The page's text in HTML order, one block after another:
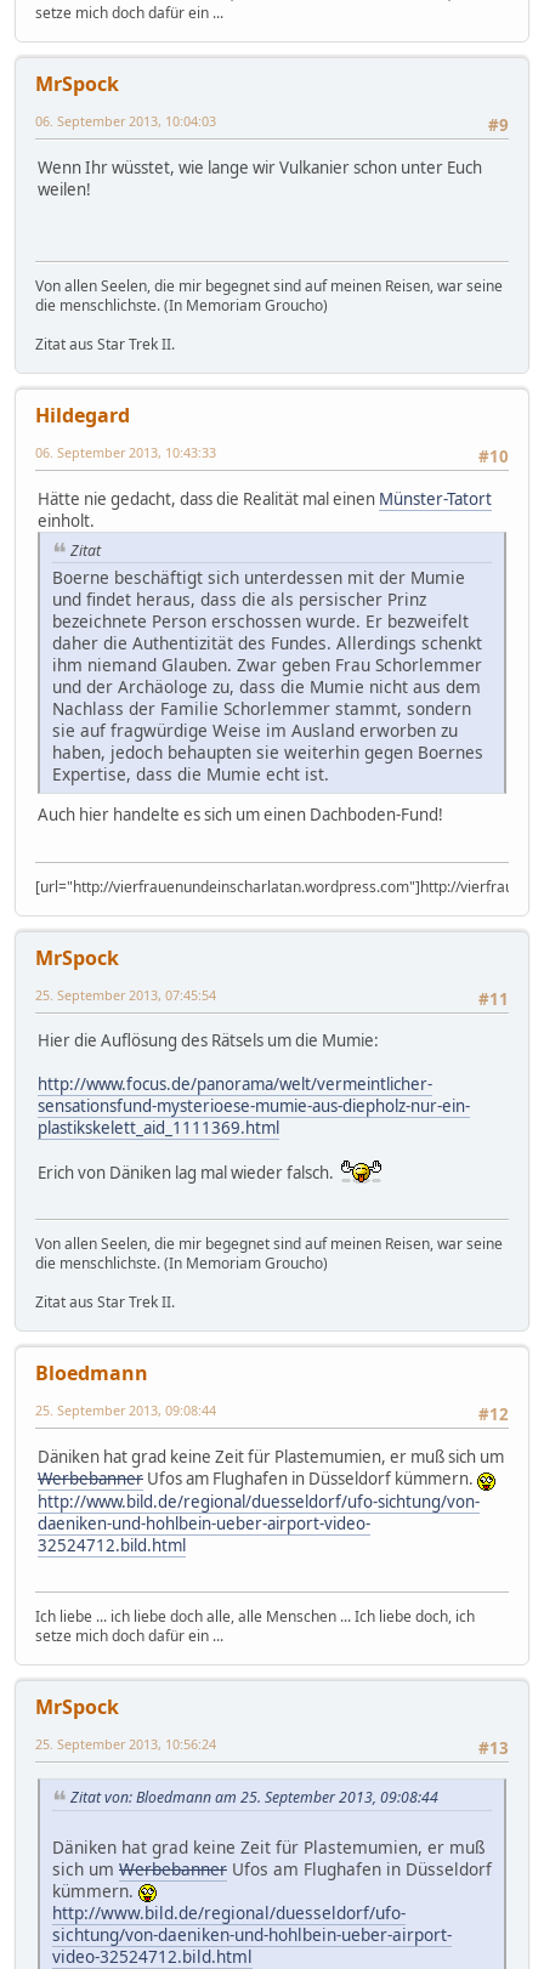
setze mich doch dafür ein ...
MrSpock
#9
06. September 2013, 10:04:03
Wenn Ihr wüsstet, wie lange wir Vulkanier schon unter Euch
weilen!
Von allen Seelen, die mir begegnet sind auf meinen Reisen, war seine
die menschlichste. (In Memoriam Groucho)
Zitat aus Star Trek II.
Hildegard
#10
06. September 2013, 10:43:33
Hätte nie gedacht, dass die Realität mal einen Münster-Tatort
einholt.
Zitat
Boerne beschäftigt sich unterdessen mit der Mumie
und findet heraus, dass die als persischer Prinz
bezeichnete Person erschossen wurde. Er bezweifelt
daher die Authentizität des Fundes. Allerdings schenkt
ihm niemand Glauben. Zwar geben Frau Schorlemmer
und der Archäologe zu, dass die Mumie nicht aus dem
Nachlass der Familie Schorlemmer stammt, sondern
sie auf fragwürdige Weise im Ausland erworben zu
haben, jedoch behaupten sie weiterhin gegen Boernes
Expertise, dass die Mumie echt ist.
Auch hier handelte es sich um einen Dachboden-Fund!
[url="http://vierfrauenundeinscharlatan.wordpress.com"]http://
MrSpock
#11
25. September 2013, 07:45:54
Hier die Auflösung des Rätsels um die Mumie:
http://www.focus.de/panorama/welt/vermeintlicher-
sensationsfund-mysterioese-mumie-aus-diepholz-nur-ein-
plastikskelett_aid_1111369.html
Erich von Däniken lag mal wieder falsch.
Von allen Seelen, die mir begegnet sind auf meinen Reisen, war seine
die menschlichste. (In Memoriam Groucho)
Zitat aus Star Trek II.
Bloedmann
#12
25. September 2013, 09:08:44
Däniken hat grad keine Zeit für Plastemumien, er muß sich um
Werbebanner Ufos am Flughafen in Düsseldorf kümmern.
http://www.bild.de/regional/duesseldorf/ufo-sichtung/von-
daeniken-und-hohlbein-ueber-airport-video-
32524712.bild.html
Ich liebe ... ich liebe doch alle, alle Menschen ... Ich liebe doch, ich
setze mich doch dafür ein ...
MrSpock
#13
25. September 2013, 10:56:24
Zitat von: Bloedmann am 25. September 2013, 09:08:44
Däniken hat grad keine Zeit für Plastemumien, er muß
sich um Werbebanner Ufos am Flughafen in Düsseldorf
kümmern.
http://www.bild.de/regional/duesseldorf/ufo-
sichtung/von-daeniken-und-hohlbein-ueber-airport-
video-32524712.bild.html